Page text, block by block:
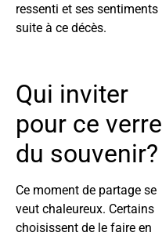
ressenti et ses sentiments
suite à ce décès.
Qui inviter
pour ce verre
du souvenir?
Ce moment de partage se
veut chaleureux. Certains
choisissent de le faire en